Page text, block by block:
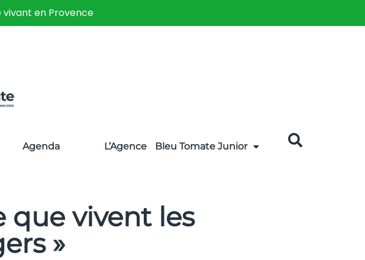
vivant en Provence
Agenda L’Agence Bleu Tomate Junior
que vivent les
»